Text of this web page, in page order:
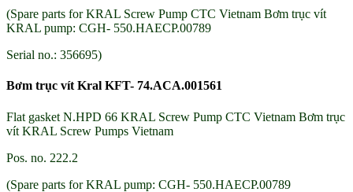
(Spare parts for KRAL Screw Pump CTC Vietnam Bơm trục vít
KRAL pump: CGH- 550.HAECP.00789
Serial no.: 356695)
Bơm trục vít Kral KFT- 74.ACA.001561
Flat gasket N.HPD 66 KRAL Screw Pump CTC Vietnam Bơm trục
vít KRAL Screw Pumps Vietnam
Pos. no. 222.2
(Spare parts for KRAL pump: CGH- 550.HAECP.00789